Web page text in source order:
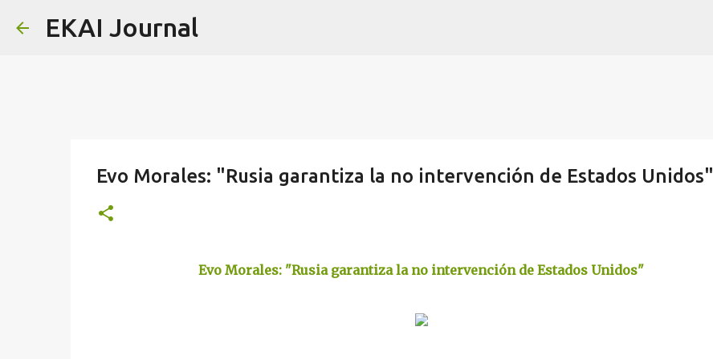
EKAI Journal
Evo Morales: "Rusia garantiza la no intervención de Estados Unidos"
Evo Morales: "Rusia garantiza la no intervención de Estados Unidos"